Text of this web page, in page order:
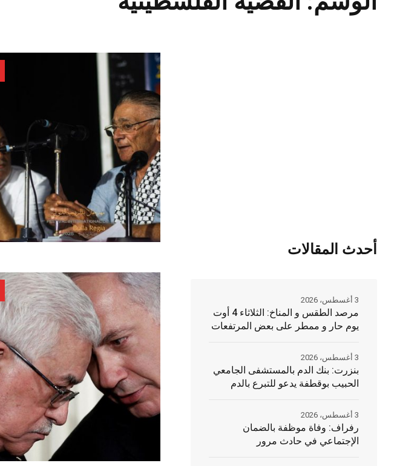
أحدث المقالات
مرصد الطقس و المناخ: الثلاثاء 4 أوت
يوم حار و ممطر على بعض المرتفعات
3 أغسطس، 2026
بنزرت: بنك الدم بالمستشفى الجامعي
الحبيب بوقطفة يدعو للتبرع بالدم
3 أغسطس، 2026
رفراف: وفاة موظفة بالضمان
الإجتماعي في حادث مرور
3 أغسطس، 2026